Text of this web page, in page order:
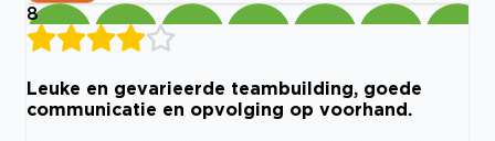
8
Leuke en gevarieerde teambuilding, goede
communicatie en opvolging op voorhand.